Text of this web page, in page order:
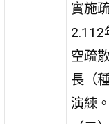
實施
2.112
空疏
長（
演練。